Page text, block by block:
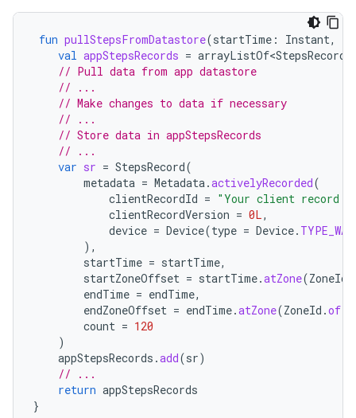
fun pullStepsFromDatastore(startTime : Instant,
val appStepsRecords = arrayListOf<StepsRecord>
// Pull data from app datastore
// ...
// Make changes to data if necessary
// ...
// Store data in appStepsRecords
// ...
var sr = StepsRecord(
metadata = Metadata.activelyRecorded(
clientRecordId = "Your client record
clientRecordVersion = 0L,
device = Device(type = Device.
),
startTime = startTime,
startZoneOffset = startTime.atZone(ZoneId
endTime = endTime,
endZoneOffset = endTime.atZone(ZoneId .of
count = 120
)
appStepsRecords .add(sr)
// ...
return appStepsRecords
}